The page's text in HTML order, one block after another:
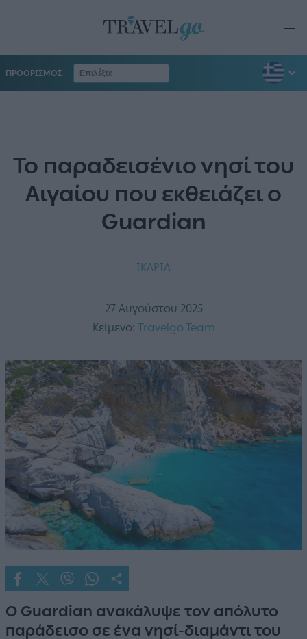
ΠΡΟΟΡΙΣΜΟΣ
Το παραδεισένιο νησί του
Αιγαίου που εκθειάζει ο
Guardian
ΙΚΑΡΙΑ
27 Αυγούστου 2025
Κείμενο: Travelgo Team
Ο Guardian ανακάλυψε τον απόλυτο
παράδεισο σε ένα νησί-διαμάντι του